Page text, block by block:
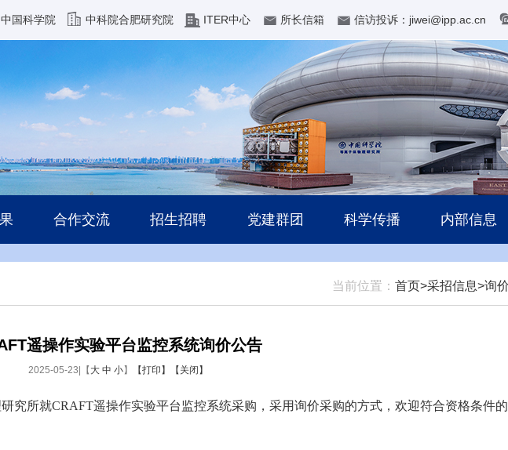
中国科学院 中科院合肥研究院 ITER中心 所长信箱 信访投诉：jiwei@ipp.ac.cn
合作交流 招生招聘 党建群团 科学传播 内部信息
当前位置： 首页>采招信息>询
遥操作实验平台监控系统询价公告
2025-05-23|【 大 中 小】 【打印】 【关闭】
究所就CRAFT遥操作实验平台监控系统采购，采用询价采购的方式，欢迎符合资格条件的